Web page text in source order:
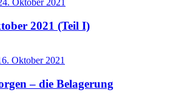
Oktober 2021
2021 (Teil I)
Oktober 2021
– die Belagerung